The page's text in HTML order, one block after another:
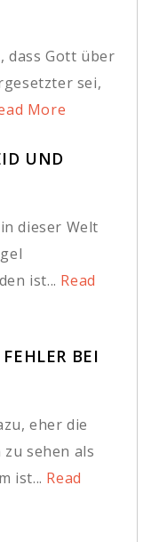
dass Gott über
sei,
More
UND
dieser Welt
ist... Read
BEI
eher die
sehen als
ist... Read